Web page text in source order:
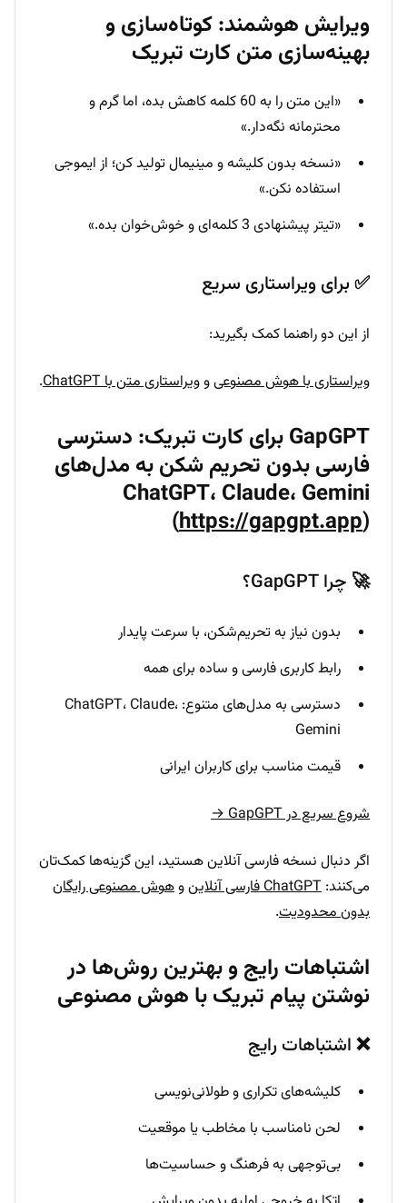
ویرایش هوشمند: کوتاه‌سازی و
بهینه‌سازی متن کارت تبریک
«این متن را به 60 کلمه کاهش بده، اما گرم و
محترمانه نگه‌دار.»
«نسخه بدون کلیشه و مینیمال تولید کن؛ از ایموجی
استفاده نکن.»
«تیتر پیشنهادی 3 کلمه‌ای و خوش‌خوان بده.»
✅ برای ویراستاری سریع
از این دو راهنما کمک بگیرید:
ویراستاری با هوش مصنوعیوویراستاری متن با ChatGPT .
GapGPT برای کارت تبریک: دسترسی
فارسی بدون تحریم شکن به مدل‌های
ChatGPT، Claude، Gemini
(https://gapgpt.app)
🚀 چرا GapGPT؟
بدون نیاز به تحریم‌شکن، با سرعت پایدار
رابط کاربری فارسی و ساده برای همه
دسترسی به مدل‌های متنوع: ChatGPT، Claude،
Gemini
قیمت مناسب برای کاربران ایرانی
شروع سریع در GapGPT →
اگر دنبال نسخه فارسی آنلاین هستید، این گزینه‌ها کمک‌تان
می‌کنند: ChatGPT فارسی آنلاین وهوش مصنوعی رایگان
بدون محدودیت.
اشتباهات رایج و بهترین روش‌ها در
نوشتن پیام تبریک با هوش مصنوعی
❌ اشتباهات رایج
کلیشه‌های تکراری و طولانی‌نویسی
لحن نامناسب با مخاطب یا موقعیت
بی‌توجهی به فرهنگ و حساسیت‌ها